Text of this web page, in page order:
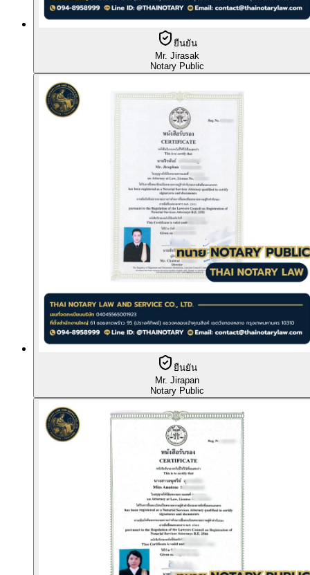
ยืนยัน
Mr. Jirasak
Notary Public
ยืนยัน
Mr. Jirapan
Notary Public